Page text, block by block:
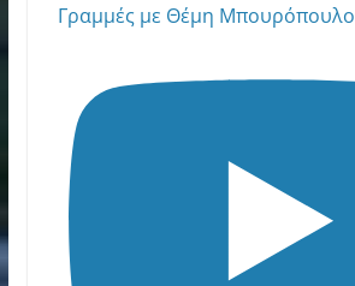
Γραμμές με Θέμη Μπουρόπουλο